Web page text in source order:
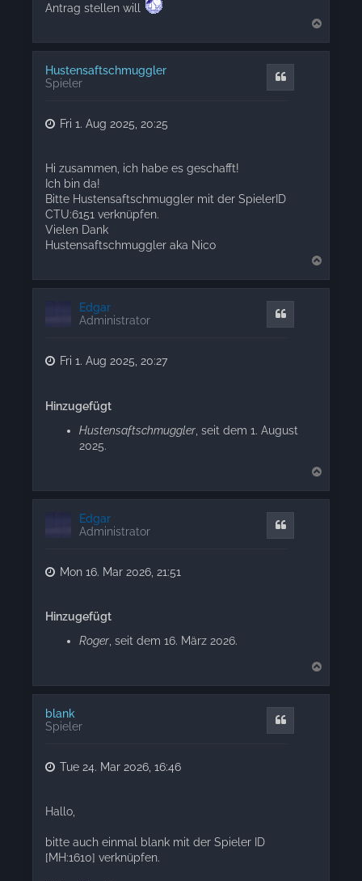
Antrag stellen will
p
Hustensaftschmuggler
Spieler
Fri 1. Aug 2025, 20:25
Hi zusammen, ich habe es geschafft!
Ich bin da!
Bitte Hustensaftschmuggler mit der SpielerID
CTU:6151 verknüpfen.
Vielen Dank
Hustensaftschmuggler aka Nico
p
Edgar
Administrator
Fri 1. Aug 2025, 20:27
Hinzugefügt
Hustensaftschmuggler , seit dem 1. August
2025.
p
Edgar
Administrator
Mon 16. Mar 2026, 21:51
Hinzugefügt
Roger , seit dem 16. März 2026.
p
blank
Spieler
Tue 24. Mar 2026, 16:46
Hallo,
bitte auch einmal blank mit der Spieler ID
[MH:1610] verknüpfen.